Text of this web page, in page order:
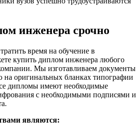
инженера срочно
время на обучение в
купить диплом инженера любого
Мы изготавливаем документы
на оригинальных бланках типографии
дипломы имеют необходимые
с необходимыми подписями и
являются: